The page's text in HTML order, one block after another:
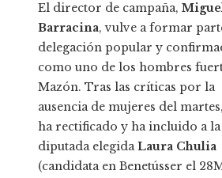
El director de campaña,
Barracina, vulve a formar
delegación popular y
como uno de los hombres
Mazón. Tras las críticas por la
ausencia de mujeres del
ha rectificado y ha incluido a la
diputada elegidaLaura Chulia
(candidata en Benetússer el